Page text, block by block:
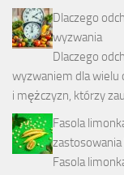
Dlaczego
wyzwania
Dlaczego
wyzwaniem dla wielu
i mężczyzn, którzy
Fasola
Fasola